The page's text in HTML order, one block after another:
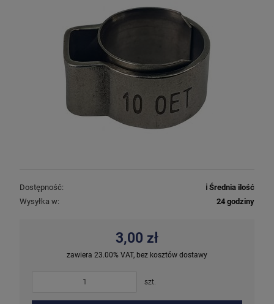
Dostępność:
ℹ️ Średnia ilość
Wysyłka w:
24 godziny
3,00 zł
zawiera 23.00% VAT, bez kosztów dostawy
szt.